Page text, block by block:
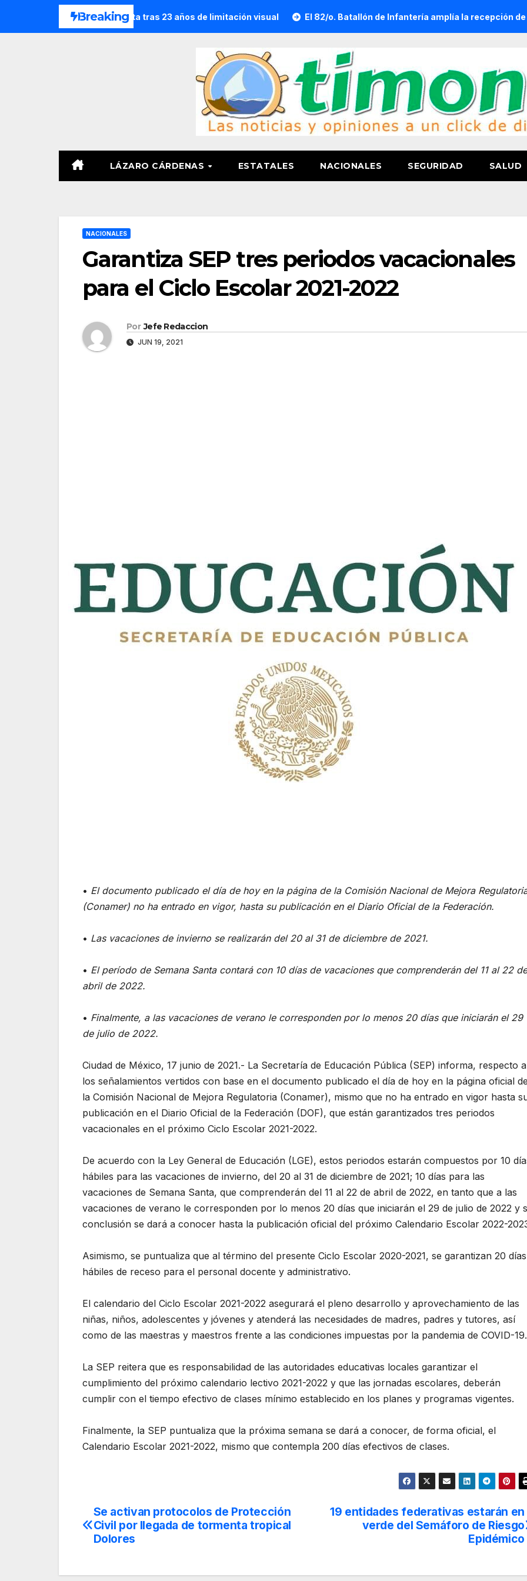
Breaking
catarata congénita tras 23 años de limitación visual El 82/o. Batallón de Infantería amplía la recepción de
LÁZARO CÁRDENAS ESTATALES NACIONALES SEGURIDAD SALUD
NACIONALES
Garantiza SEP tres periodos vacacionales
para el Ciclo Escolar 2021-2022
Por Jefe Redaccion
JUN 19, 2021
• El documento publicado el día de hoy en la página de la Comisión Nacional de Mejora
(Conamer) no ha entrado en vigor, hasta su publicación en el Diario Oficial de la Federación.
• Las vacaciones de invierno se realizarán del 20 al 31 de diciembre de 2021.
• El período de Semana Santa contará con 10 días de vacaciones que comprenderán del 11 al 22 de
abril de 2022.
• Finalmente, a las vacaciones de verano le corresponden por lo menos 20 días que iniciarán el 29
de julio de 2022.
Ciudad de México, 17 junio de 2021.- La Secretaría de Educación Pública (SEP) informa, respecto a
los señalamientos vertidos con base en el documento publicado el día de hoy en la página oficial
la Comisión Nacional de Mejora Regulatoria (Conamer), mismo que no ha entrado en vigor hasta
publicación en el Diario Oficial de la Federación (DOF), que están garantizados tres periodos
vacacionales en el próximo Ciclo Escolar 2021-2022.
De acuerdo con la Ley General de Educación (LGE), estos periodos estarán compuestos por 10
hábiles para las vacaciones de invierno, del 20 al 31 de diciembre de 2021; 10 días para las
vacaciones de Semana Santa, que comprenderán del 11 al 22 de abril de 2022, en tanto que a las
vacaciones de verano le corresponden por lo menos 20 días que iniciarán el 29 de julio de 2022 y
conclusión se dará a conocer hasta la publicación oficial del próximo Calendario Escolar 2022-
Asimismo, se puntualiza que al término del presente Ciclo Escolar 2020-2021, se garantizan 20 días
hábiles de receso para el personal docente y administrativo.
El calendario del Ciclo Escolar 2021-2022 asegurará el pleno desarrollo y aprovechamiento de las
niñas, niños, adolescentes y jóvenes y atenderá las necesidades de madres, padres y tutores, así
como de las maestras y maestros frente a las condiciones impuestas por la pandemia de COVID-19.
La SEP reitera que es responsabilidad de las autoridades educativas locales garantizar el
cumplimiento del próximo calendario lectivo 2021-2022 y que las jornadas escolares, deberán
cumplir con el tiempo efectivo de clases mínimo establecido en los planes y programas vigentes.
Finalmente, la SEP puntualiza que la próxima semana se dará a conocer, de forma oficial, el
Calendario Escolar 2021-2022, mismo que contempla 200 días efectivos de clases.
Navegación
de
19 entidades federativas estarán en
verde del Semáforo de Riesgo
Epidémico
Se activan protocolos de Protección
Civil por llegada de tormenta tropical
Dolores